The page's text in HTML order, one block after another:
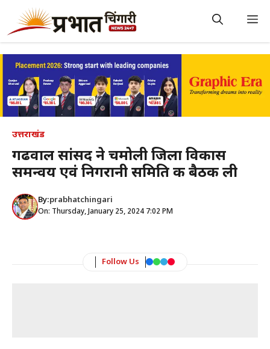
content
उत्तराखंड
गढवाल सांसद ने चमोली जिला विकास
समन्वय एवं निगरानी समिति की बैठक ली
By:prabhatchingari
On: Thursday, January 25, 2024 7:02 PM
Follow Us